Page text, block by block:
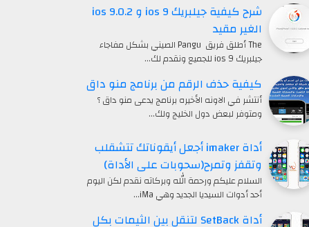
شرح كيفية جيلبريك ios 9 و ios 9.0.2
الغير مقيد
The أطلق فريق Pangu الصيني بشكل مفاجاء
جيلبريك ios 9 للجميع ونقدم لك…
كيفية حذف الرقم من برنامج منو داق
أنتشر في الاونه الأخيره برنامج يدعى منو داق ؟
ومتوفر لبعض دول الخليج ولك…
أداة imaker أجعل أيقوناتك تتشقلب
وتقفز وتمرح(سحوبات على الأداة)
السلام عليكم ورحمة الله وبركاته نقدم لكن اليوم
أحد أدوات السيديا الجديد وهي iMa…
أداة SetBack لتنقل بين الثيمات بكل